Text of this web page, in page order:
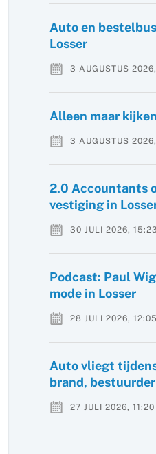
Auto en
Losser
3 AUGUSTUS
Alleen maar
3 AUGUSTUS
2.0 Accountants
vestiging in
30 JULI 2026, 15:23
Podcast: Paul
mode in Losser
28 JULI 2026, 12:05
Auto vliegt
brand,
27 JULI 2026, 11:20